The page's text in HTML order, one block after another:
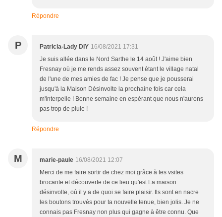
Répondre
P Patricia-Lady DIY 16/08/2021 17:31
Je suis allée dans le Nord Sarthe le 14 août ! J'aime bien
Fresnay où je me rends assez souvent étant le village natal
de l'une de mes amies de fac ! Je pense que je pousserai
jusqu'à la Maison Désinvolte la prochaine fois car cela
m'interpelle ! Bonne semaine en espérant que nous n'aurons
pas trop de pluie !
Répondre
M marie-paule 16/08/2021 12:07
Merci de me faire sortir de chez moi grâce à tes vsites
brocante et découverte de ce lieu qu'est La maison
désinvolte, où il y a de quoi se faire plaisir. Ils sont en nacre
les boutons trouvés pour ta nouvelle tenue, bien jolis. Je ne
connais pas Fresnay non plus qui gagne à être connu. Que